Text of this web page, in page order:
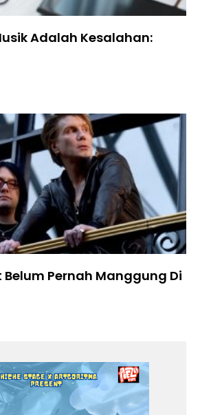
Adalah Kesalahan:
Belum Pernah Manggung Di